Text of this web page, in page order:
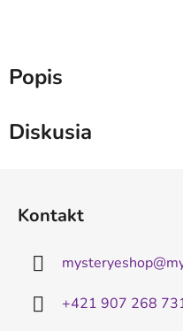
Popis
Diskusia
Kontakt
mysteryeshop@
+421 907 268